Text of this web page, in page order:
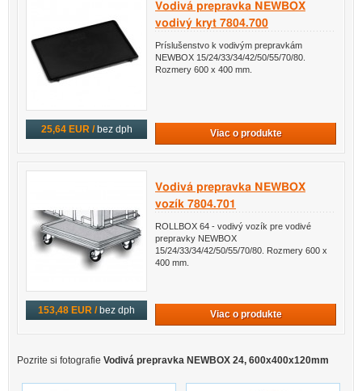
25,64 EUR / bez dph
Vodivá prepravka NEWBOX
vodivý kryt 7804.700
Príslušenstvo k vodivým prepravkám
NEWBOX 15/24/33/34/42/50/55/70/80.
Rozmery 600 x 400 mm.
Viac o produkte
153,48 EUR / bez dph
Vodivá prepravka NEWBOX
vozík 7804.701
ROLLBOX 64 - vodivý vozík pre vodivé
prepravky NEWBOX
15/24/33/34/42/50/55/70/80. Rozmery 600 x
400 mm.
Viac o produkte
Pozrite si fotografie Vodivá prepravka NEWBOX 24, 600x400x120mm